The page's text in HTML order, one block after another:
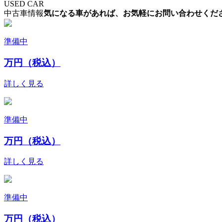
USED CAR
中古車情報気になる車があれば、お気軽にお問い合わせくだ
準備中
万円（税込）
詳しく見る
準備中
万円（税込）
詳しく見る
準備中
万円（税込）